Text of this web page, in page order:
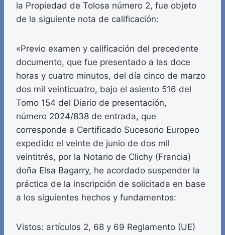
la Propiedad de Tolosa número 2, fue objeto
de la siguiente nota de calificación:
«Previo examen y calificación del precedente
documento, que fue presentado a las doce
horas y cuatro minutos, del día cinco de marzo
dos mil veinticuatro, bajo el asiento 516 del
Tomo 154 del Diario de presentación,
número 2024/838 de entrada, que
corresponde a Certificado Sucesorio Europeo
expedido el veinte de junio de dos mil
veintitrés, por la Notario de Clichy (Francia)
doña Elsa Bagarry, he acordado suspender la
práctica de la inscripción de solicitada en base
a los siguientes hechos y fundamentos:
Vistos: artículos 2, 68 y 69 Reglamento (UE)